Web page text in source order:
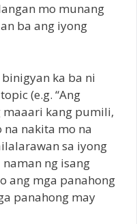
mo munang
ba ang iyong
ka ba ni
(e.g. “Ang
maaari kang pumili,
nakita mo na
sa iyong
ng isang
ang mga panahong
panahong may